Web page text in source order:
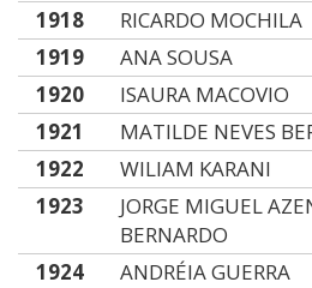
1918
RICARDO MOCHILA
1919
ANA SOUSA
1920
ISAURA MACOVIO
1921
MATILDE NEVES
1922
WILIAM KARANI
1923
JORGE MIGUEL
BERNARDO
1924
ANDRÉIA GUERRA